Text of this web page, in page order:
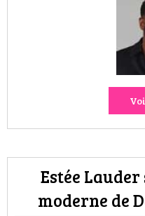
Estée Lauder
moderne de